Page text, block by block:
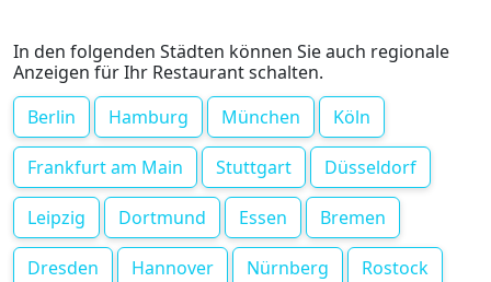
In den folgenden Städten können Sie auch regionale
Anzeigen für Ihr Restaurant schalten.
Berlin
Hamburg München Köln
Frankfurt am Main Stuttgart Düsseldorf
Leipzig Dortmund Essen Bremen
Dresden Hannover Nürnberg Rostock